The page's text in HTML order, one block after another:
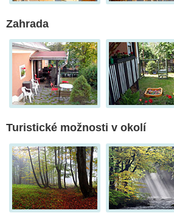
Zahrada
Turistické možnosti v okolí